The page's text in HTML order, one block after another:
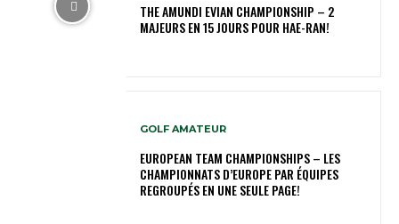
THE AMUNDI EVIAN CHAMPIONSHIP – 2
MAJEURS EN 15 JOURS POUR HAE-RAN!
GOLF AMATEUR
EUROPEAN TEAM CHAMPIONSHIPS – LES
CHAMPIONNATS D’EUROPE PAR ÉQUIPES
REGROUPÉS EN UNE SEULE PAGE!